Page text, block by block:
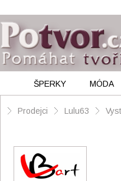
ŠPERKY MÓDA
Prodejci Lulu63